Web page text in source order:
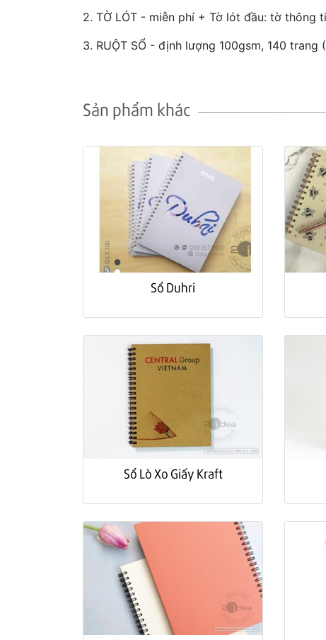
2. TỜ LÓT - miễn phí + Tờ lót đầu: tờ thông
3. RUỘT SỔ - định lượng 100gsm, 140
Sản phẩm khác
Sổ Duhri
Sổ Lò Xo Giấy Kraft